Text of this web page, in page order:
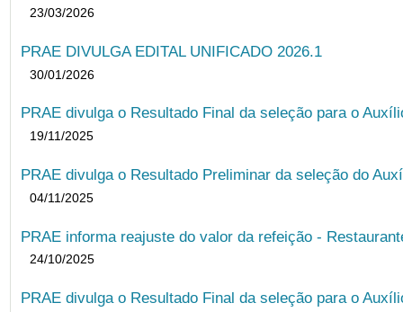
23/03/2026
PRAE DIVULGA EDITAL UNIFICADO 2026.1
30/01/2026
PRAE divulga o Resultado Final da seleção para o
19/11/2025
PRAE divulga o Resultado Preliminar da seleção do
04/11/2025
PRAE informa reajuste do valor da refeição -
24/10/2025
PRAE divulga o Resultado Final da seleção para o